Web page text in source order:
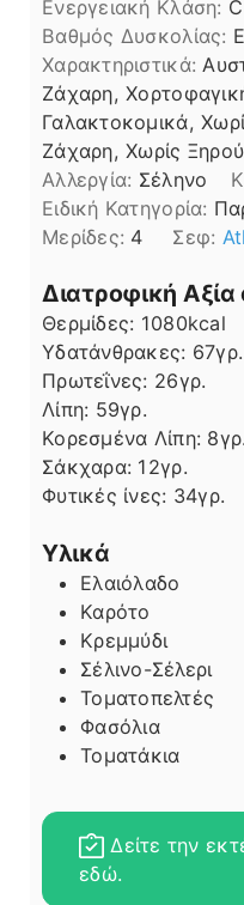
Ενεργειακή Κλάση: C
Βαθμός Δυσκολίας:
Χαρακτηριστικά:
Ζάχαρη,
Γαλακτοκομικά,
Ζάχαρη, Χωρίς
Αλλεργία: Σέληνο
Ειδική Κατηγορία:
Μερίδες: 4 Σεφ:
Διατροφική Αξία
Θερμίδες: 1080kcal
Υδατάνθρακες: 67γρ.
Πρωτεΐνες: 26γρ.
Λίπη
Λίπη: 59γρ.
Κορεσμένα Λίπη: 8γρ.
Σάκχαρα: 12γρ.
Φυτικές ίνες: 34γρ.
Υλικά
Ελαιόλαδο
Καρότο
Κρεμμύδι
Σέλινο-Σέλερι
Τοματοπελτές
Φασόλια
Τοματάκια
Δείτε την
εδώ.